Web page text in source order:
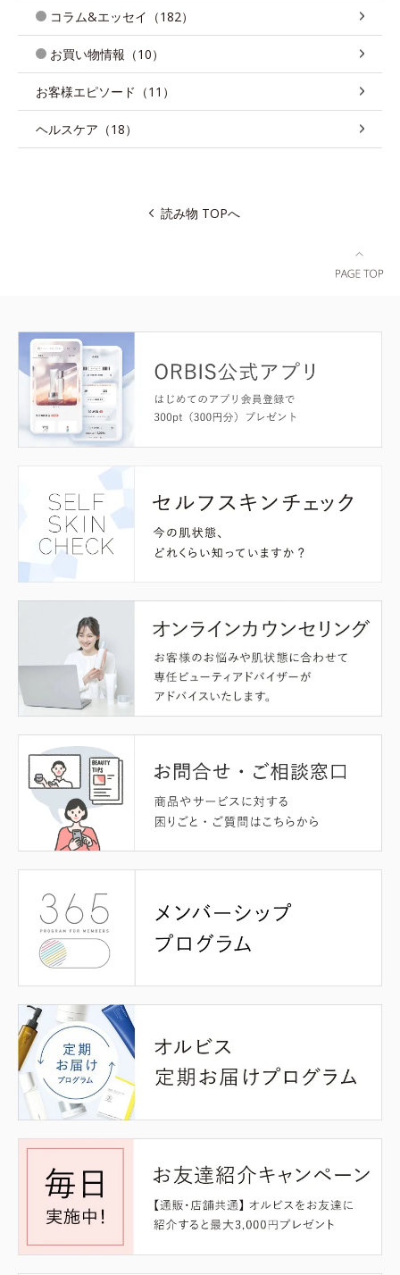
コラム&エッセイ（182）
お買い物情報（10）
お客様エピソード（11）
ヘルスケア（18）
読み物 TOPへ